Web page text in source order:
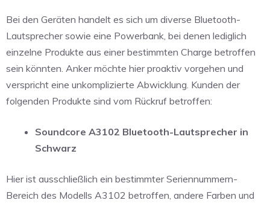
Bei den Geräten handelt es sich um diverse Bluetooth-
Lautsprecher sowie eine Powerbank, bei denen lediglich
einzelne Produkte aus einer bestimmten Charge betroffen
sein könnten. Anker möchte hier proaktiv vorgehen und
verspricht eine unkomplizierte Abwicklung. Kunden der
folgenden Produkte sind vom Rückruf betroffen:
Soundcore A3102 Bluetooth-Lautsprecher in
Schwarz
Hier ist ausschließlich ein bestimmter Seriennummern-
Bereich des Modells A3102 betroffen, andere Farben und